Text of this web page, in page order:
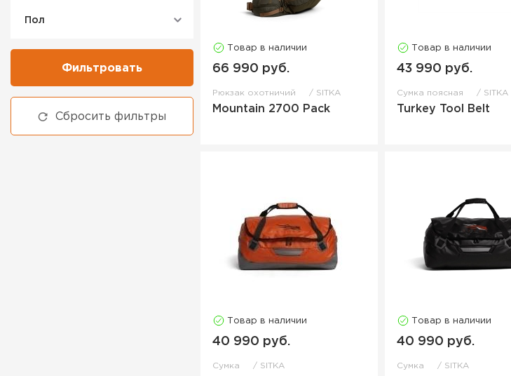
Пол
Фильтровать
Сбросить фильтры
Товар в наличии
66 990 руб.
Рюкзак охотничий SITKA
Mountain 2700 Pack
Товар в наличии
43 990 руб.
Сумка поясная SITKA
Turkey Tool Belt
Товар в наличии
40 990 руб.
Сумка SITKA
Товар в наличии
40 990 руб.
Сумка SITKA